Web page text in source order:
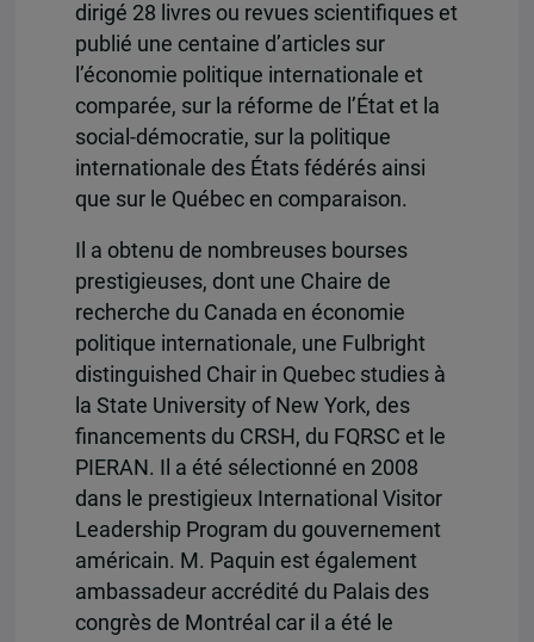
dirigé 28 livres ou revues scientifiques et
publié une centaine d’articles sur
l’économie politique internationale et
comparée, sur la réforme de l’État et la
social-démocratie, sur la politique
internationale des États fédérés ainsi
que sur le Québec en comparaison.
Il a obtenu de nombreuses bourses
prestigieuses, dont une Chaire de
recherche du Canada en économie
politique internationale, une Fulbright
distinguished Chair in Quebec studies à
la State University of New York, des
financements du CRSH, du FQRSC et le
PIERAN. Il a été sélectionné en 2008
dans le prestigieux International Visitor
Leadership Program du gouvernement
américain. M. Paquin est également
ambassadeur accrédité du Palais des
congrès de Montréal car il a été le